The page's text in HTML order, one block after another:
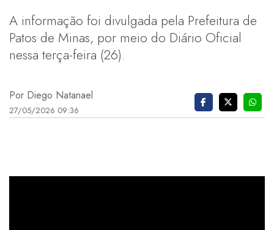
A informação foi divulgada pela Prefeitura de
Patos de Minas, por meio do Diário Oficial
nessa terça-feira (26).
Por Diego Natanael
27/05/2026 09:36